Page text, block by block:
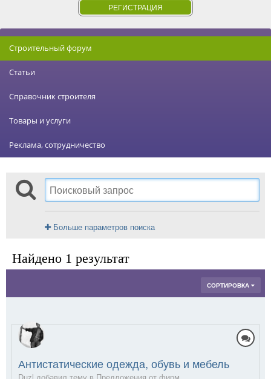
РЕГИСТРАЦИЯ
Строительный форум
Статьи
Справочник строителя
Товары и услуги
Реклама, сотрудничество
Больше параметров поиска
Найдено 1 результат
СОРТИРОВКА
Антистатические одежда, обувь и мебель